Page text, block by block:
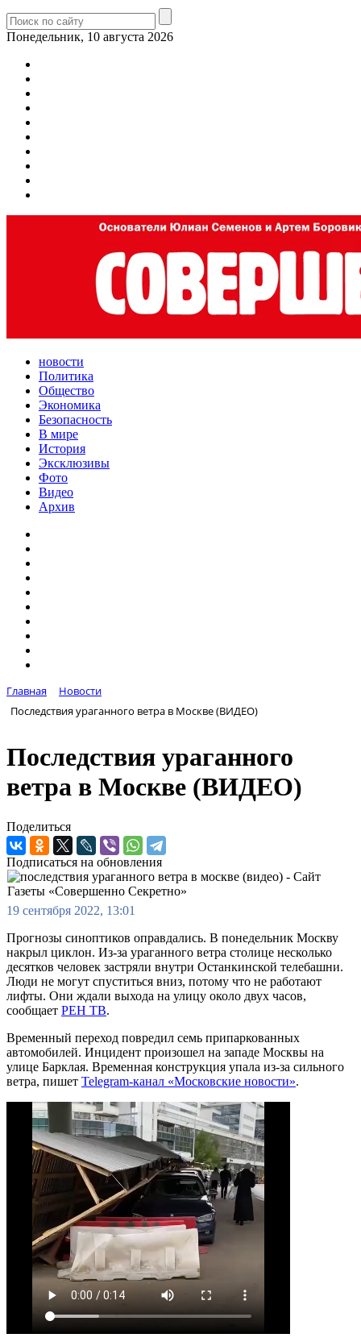
Понедельник, 10 августа 2026
новости
Политика
Общество
Экономика
Безопасность
В мире
История
Эксклюзивы
Фото
Видео
Архив
Главная
Новости
Последствия ураганного ветра в Москве (ВИДЕО)
Последствия ураганного
ветра в Москве (ВИДЕО)
Поделиться
Подписаться на обновления
19 сентября 2022, 13:01
Прогнозы синоптиков оправдались. В понедельник Москву
накрыл циклон. Из-за ураганного ветра столице несколько
десятков человек застряли внутри Останкинской телебашни.
Люди не могут спуститься вниз, потому что не работают
лифты. Они ждали выхода на улицу около двух часов,
сообщает РЕН ТВ.
Временный переход повредил семь припаркованных
автомобилей. Инцидент произошел на западе Москвы на
улице Барклая. Временная конструкция упала из-за сильного
ветра, пишет Telegram-канал «Московские новости».